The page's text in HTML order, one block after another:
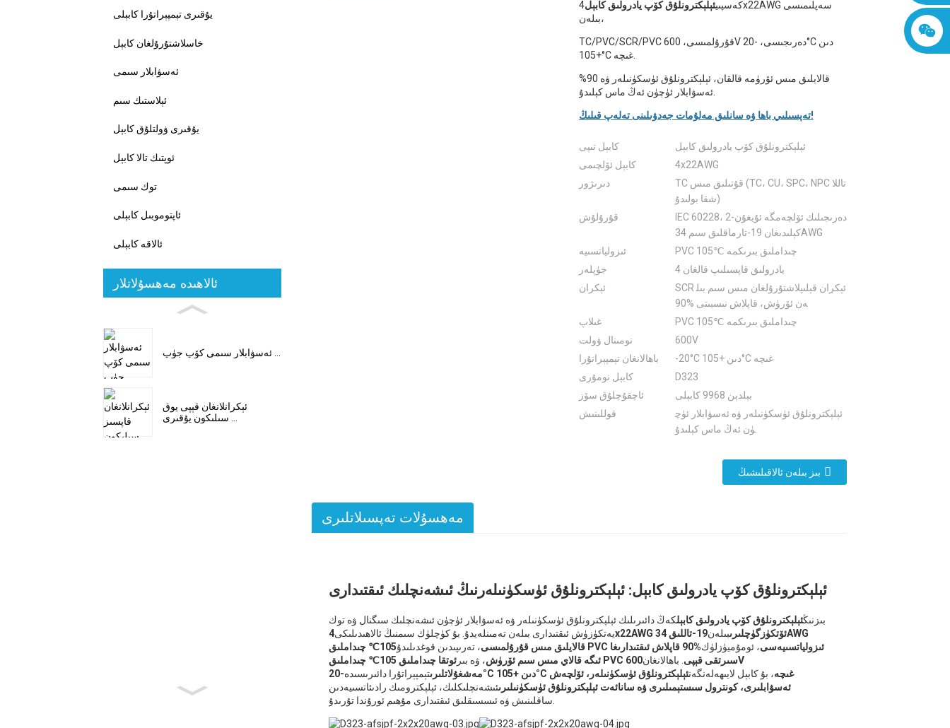
يۇقىرى تېمپېراتۇرا كابېلى
خاسلاشتۇرۇلغان كابېل
ئەسۋابلار سىمى
ئېلاستىك سىم
يۇقىرى ۋولتلۇق كابېل
ئوپتىك تالا كابېل
توك سىمى
ئاپتوموبىل كابېلى
ئالاقە كابېلى
ئالاھىدە مەھسۇلاتلار
ئېكرانلانغان قېپى يوق
كەسپىيئېلېكترونلۇق كۆپ يادرولىق كابېل4x22AWG سەپلىمىسى
بىلەن،
TC/PVC/SCR/PVC قۇرۇلمىسى، 600V دەرىجىسى، -20°C دىن
%90 قالايلىق مىس ئۆرۈمە قالقان، ئېلېكترونلۇق ئۈسكۈنىلەر ۋە
تەپسىلىي باھا ۋە سانلىق مەلۇمات جەدۋىلىنى تەلەپ قىلىڭ!
كابېل تىپى
ئېلېكترونلۇق كۆپ يادرولىق كابېل
كابېل ئۆلچىمى
4x22AWG
دىرىژور
TC قۇتىلىق مىس (TC، CU، SPC، NPC تاللا
شقا بولىدۇ)
قۇرۇلۇش
IEC 60228، 2-دەرىجىلىك ئۆلچەمگە ئۇيغۇن
كېلىدىغان 19-تارماقلىق سىم 34AWG
ئىزولياتسىيە
PVC 105℃ چىداملىق بىرىكمە
جۈپلەر
4 يادرولىق قاپسىلىپ قالغان
ئېكران
SCR ئېكران قېلىپلاشتۇرۇلغان مىس سىم بىل
ەن ئۆرۈش، قاپلاش نىسبىتى %90
غىلاپ
PVC 105℃ چىداملىق بىرىكمە
نومىنال ۋولت
600V
باھالانغان تېمپېراتۇرا
-20°C دىن +105°C غىچە
كابېل نومۇرى
D323
ئاچقۇچلۇق سۆز
بېلدېن 9968 كابېلى
قوللىنىش
ئېلېكترونلۇق ئۈسكۈنىلەر ۋە ئەسۋابلار ئۈچ
بىز بىلەن ئالاقىلىشىڭ
مەھسۇلات تەپسىلاتلىرى
ئېلېكترونلۇق كۆپ يادرولىق كابېل: ئېلېكترونلۇق ئۈسكۈنىلەرنىڭ ئىشەنچلىك ئىقتىدارى
بىزنىڭئېلېكترونلۇق كۆپ يادرولىق كابېلكەڭ دائىرىلىك ئېلېكترونلۇق ئۈسكۈنىلەر ۋە ئەسۋابلار ئۈچۈن ئىشەنچلىك سىگنال ۋە توك
يەتكۈزۈش ئىقتىدارى بىلەن تەمىنلەيدۇ. بۇ كۈچلۈك سىمنىڭ ئالاھىدىلىكى
4x22AWG ئۆتكۈزگۈچلىرىبىلەن
19-تاللىق 34AWG
قالايلىق مىس قۇرۇلمىسى، تەرىپىدىن قوغدىلىدۇ 105℃ چىداملىق PVC ئىزولياتسىيەسى، ئومۇميۈزلۈك
%90 قاپلاش ئىقتىدارىغا
ئىگە قالاي مىس سىم ئۆرۈش، ۋە بىر ئوتقا چىداملىق 105℃ چىداملىق PVC سىرتقى قېپى . باھالانغان600V
مەشغۇلاتلىرىتېمپېراتۇرا دائىرىسىدە -20°C دىن +105°C غىچە، بۇ كابېل لايىھەلەنگەنئېلېكترونلۇق ئۈسكۈنىلەر، ئۆلچەش
ئەسۋابلىرى، كونترول سىستېمىلىرى ۋە سانائەت ئېلېكترونلۇق ئۈسكۈنىلىرىئىشەنچلىكلىك، ئېلېكترومىك رادىئاتسىيەدىن